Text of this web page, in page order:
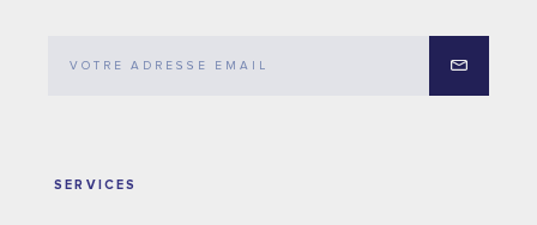
SERVICES